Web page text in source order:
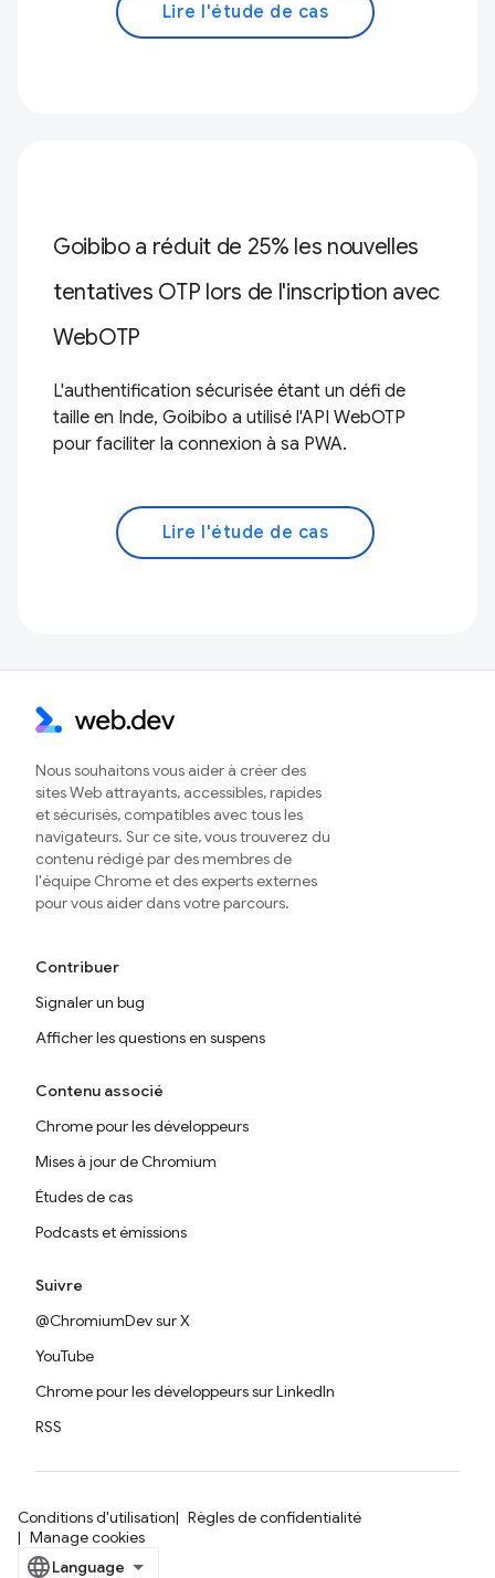
Lire l'étude de cas
Goibibo a réduit de 25% les nouvelles
tentatives OTP lors de l'inscription avec
WebOTP
L'authentification sécurisée étant un défi de
taille en Inde, Goibibo a utilisé l'API WebOTP
pour faciliter la connexion à sa PWA.
Lire l'étude de cas
Nous souhaitons vous aider à créer des
sites Web attrayants, accessibles, rapides
et sécurisés, compatibles avec tous les
navigateurs. Sur ce site, vous trouverez du
contenu rédigé par des membres de
l'équipe Chrome et des experts externes
pour vous aider dans votre parcours.
Contribuer
Signaler un bug
Afficher les questions en suspens
Contenu associé
Chrome pour les développeurs
Mises à jour de Chromium
Études de cas
Podcasts et émissions
Suivre
@ChromiumDev sur X
YouTube
Chrome pour les développeurs sur LinkedIn
RSS
Conditions d'utilisation
Règles de confidentialité
Manage cookies